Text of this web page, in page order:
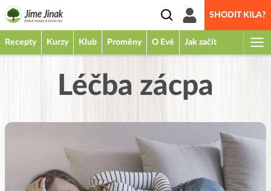
SHODIT KILA?
Recepty Kurzy Klub Proměny O Evě Jak začít
Léčba zácpa